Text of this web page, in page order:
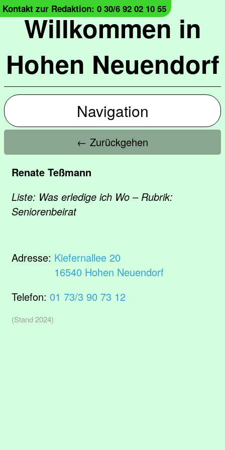
Willkommen in
Hohen Neuendorf
Kontakt zur Redaktion: 0 30/6 92 02 10 55
Navigation
← Zurückgehen
Renate Teßmann
Liste: Was erledige ich Wo – Rubrik:
Seniorenbeirat
Adresse: Kiefernallee 20
16540 Hohen Neuendorf
Telefon: 01 73/3 90 73 12
(Stand 2024)